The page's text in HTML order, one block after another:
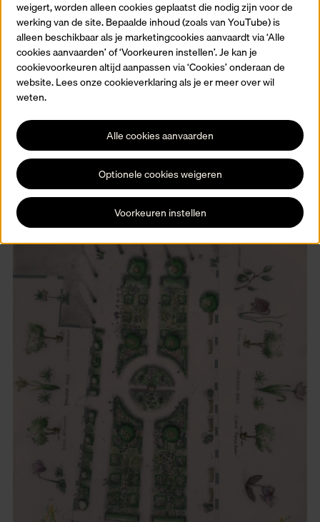
In de nieuw aangeplante tuin van het Museum Plantin-Motetus
kan je nu een aantal van de plantensoorten uit Clusius' boek
bewonderen.
Meer info
weigert, worden alleen cookies geplaatst die nodig zijn voor de
werking van de site. Bepaalde inhoud (zoals van YouTube) is
alleen beschikbaar als je marketingcookies aanvaardt via ‘Alle
cookies aanvaarden’ of ‘Voorkeuren instellen’. Je kan je
cookievoorkeuren altijd aanpassen via ‘Cookies’ onderaan de
website. Lees onze cookieverklaring als je er meer over wil
weten.
Alle cookies aanvaarden
Optionele cookies weigeren
Voorkeuren instellen